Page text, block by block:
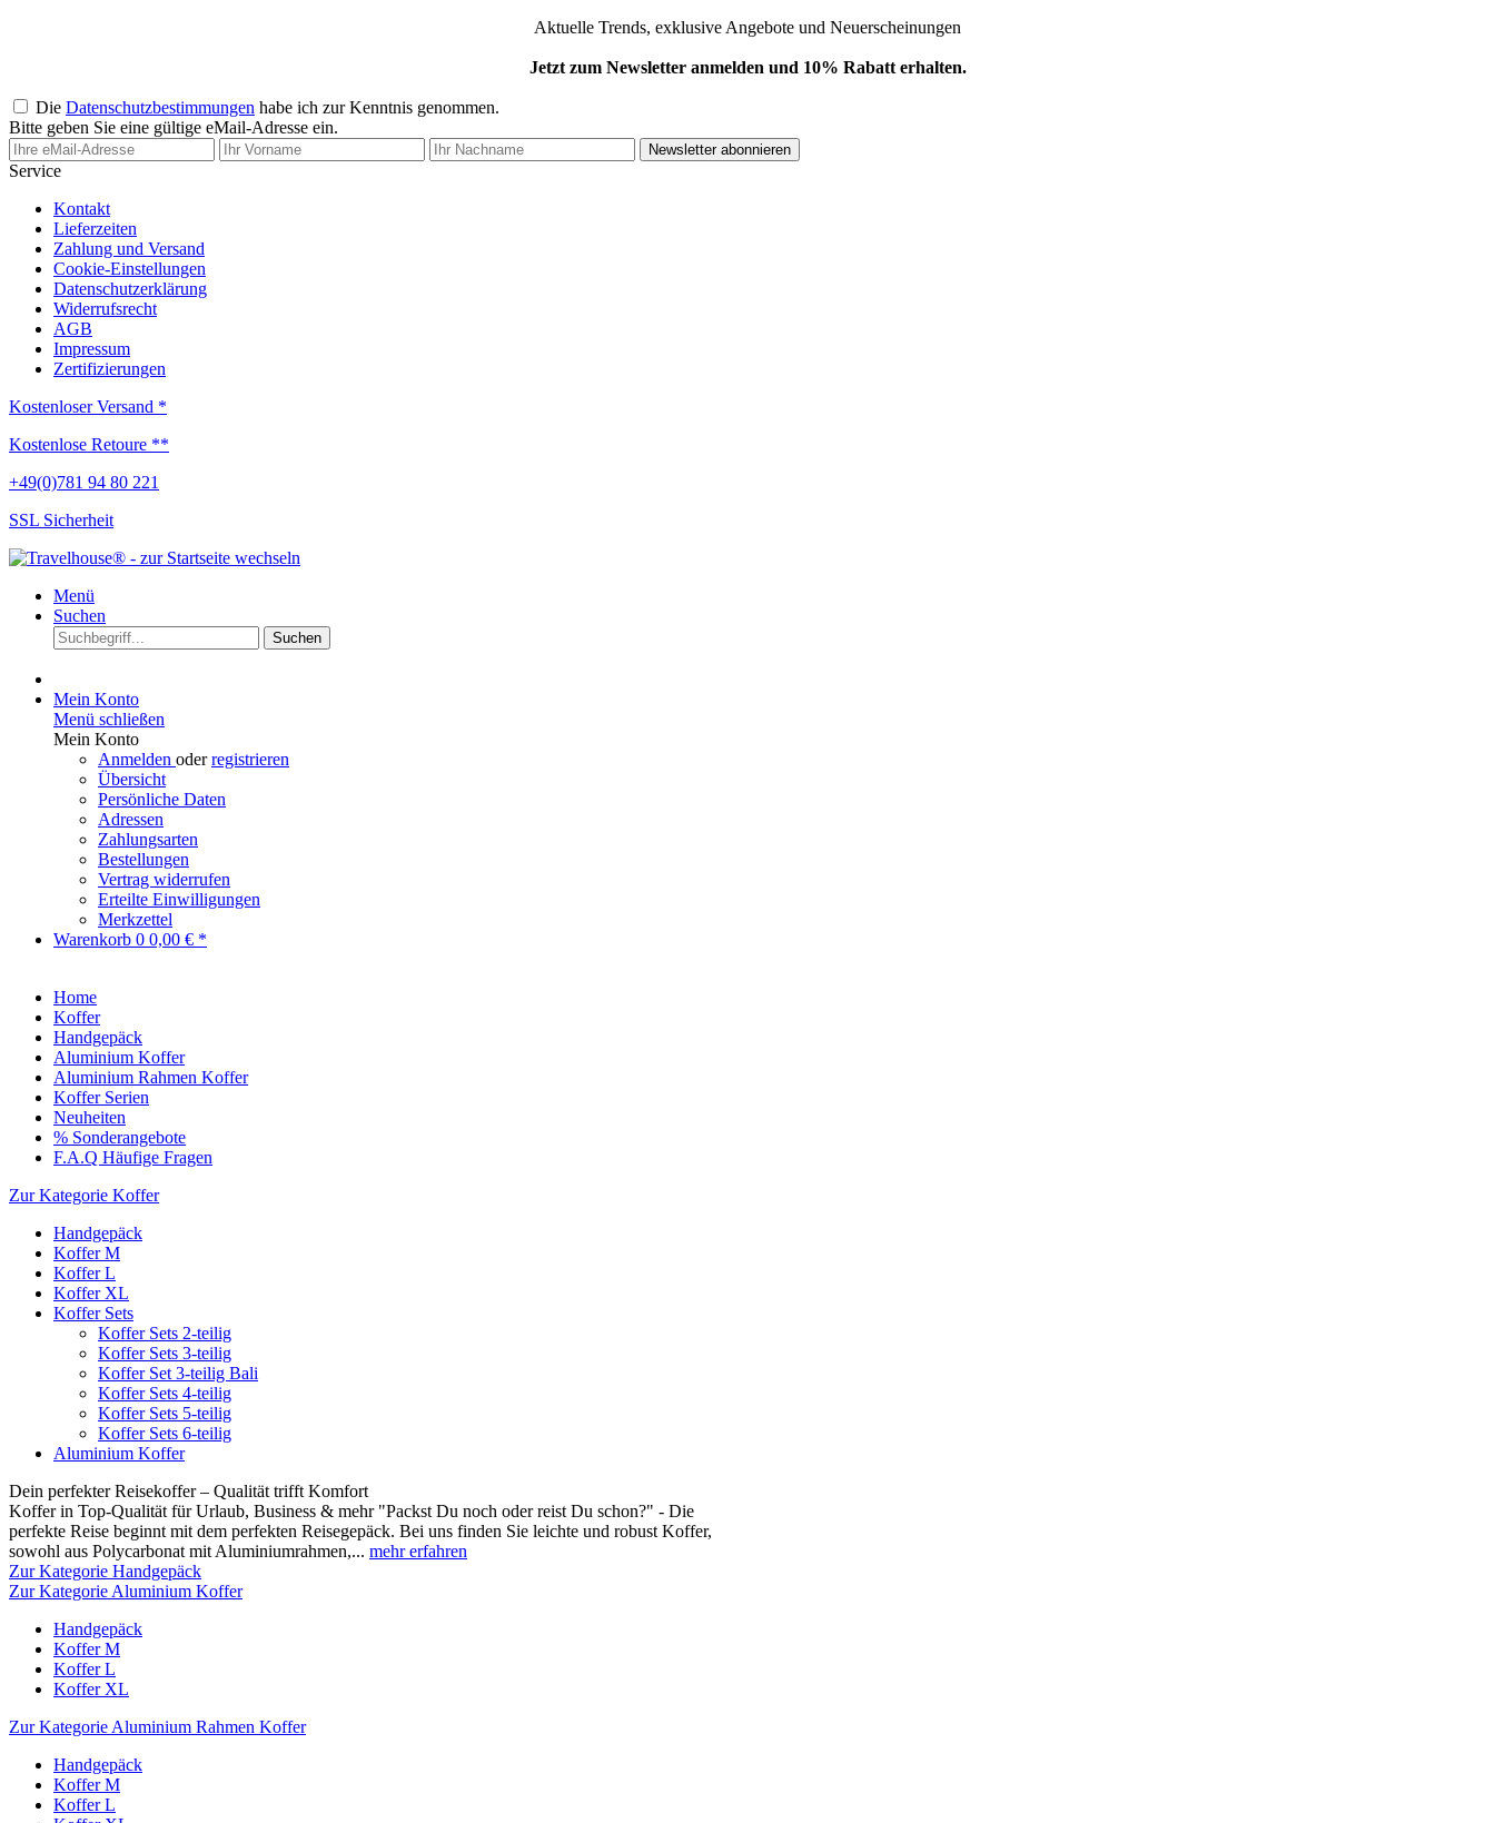
Aktuelle Trends, exklusive Angebote und Neuerscheinungen
Jetzt zum Newsletter anmelden und 10% Rabatt erhalten.
Die Datenschutzbestimmungen habe ich zur Kenntnis genommen.
Bitte geben Sie eine gültige eMail-Adresse ein.
Newsletter abonnieren
Service
Kontakt
Lieferzeiten
Zahlung und Versand
Cookie-Einstellungen
Datenschutzerklärung
Widerrufsrecht
AGB
Impressum
Zertifizierungen
Kostenloser Versand *
Kostenlose Retoure **
+49(0)781 94 80 221
SSL Sicherheit
Menü
Suchen
Suchen
Mein Konto
Menü schließen
Mein Konto
Anmelden oderregistrieren
Übersicht
Persönliche Daten
Adressen
Zahlungsarten
Bestellungen
Vertrag widerrufen
Erteilte Einwilligungen
Merkzettel
Warenkorb 0 0,00 € *
Home
Koffer
Handgepäck
Aluminium Koffer
Aluminium Rahmen Koffer
Koffer Serien
Neuheiten
% Sonderangebote
F.A.Q Häufige Fragen
Zur Kategorie Koffer
Handgepäck
Koffer M
Koffer L
Koffer XL
Koffer Sets
Koffer Sets 2-teilig
Koffer Sets 3-teilig
Koffer Set 3-teilig Bali
Koffer Sets 4-teilig
Koffer Sets 5-teilig
Koffer Sets 6-teilig
Aluminium Koffer
Dein perfekter Reisekoffer – Qualität trifft Komfort
Koffer in Top-Qualität für Urlaub, Business & mehr "Packst Du noch oder reist Du schon?" - Die
perfekte Reise beginnt mit dem perfekten Reisegepäck. Bei uns finden Sie leichte und robust Koffer,
sowohl aus Polycarbonat mit Aluminiumrahmen,... mehr erfahren
Zur Kategorie Handgepäck
Zur Kategorie Aluminium Koffer
Handgepäck
Koffer M
Koffer L
Koffer XL
Zur Kategorie Aluminium Rahmen Koffer
Handgepäck
Koffer M
Koffer L